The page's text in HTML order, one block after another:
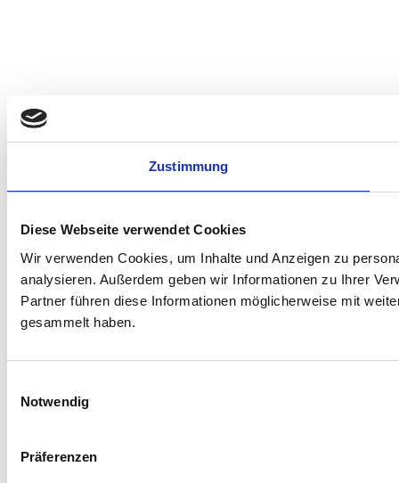
Zustimmung
Diese Webseite verwendet Cookies
Wir verwenden Cookies, um Inhalte und Anzeigen zu
analysieren. Außerdem geben wir Informationen zu Ihrer
Partner führen diese Informationen möglicherweise mit
gesammelt haben.
Notwendig
Präferenzen